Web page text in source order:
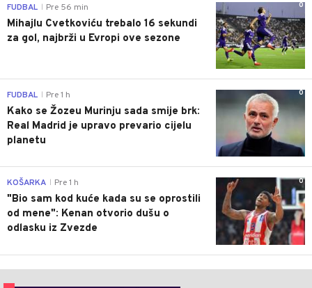
0
FUDBAL Pre 56 min
Mihajlu Cvetkoviću trebalo 16 sekundi
za gol, najbrži u Evropi ove sezone
0
FUDBAL Pre 1 h
Kako se Žozeu Murinju sada smije brk:
Real Madrid je upravo prevario cijelu
planetu
0
KOŠARKA Pre 1 h
"Bio sam kod kuće kada su se oprostili
od mene": Kenan otvorio dušu o
odlasku iz Zvezde